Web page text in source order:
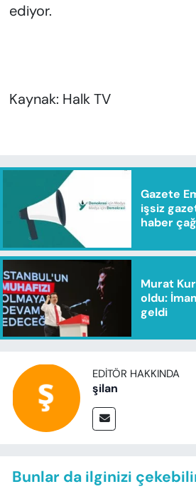
ediyor.
Kaynak: Halk TV
Gazete
işsiz
haber
Murat
oldu:
geldi
EDITÖR HAKKINDA
şilan
Bunlar da ilginizi